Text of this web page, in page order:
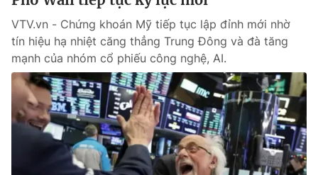
VTV.vn - Chứng khoán Mỹ tiếp tục lập đỉnh mới nhờ
tín hiệu hạ nhiệt căng thẳng Trung Đông và đà tăng
mạnh của nhóm cổ phiếu công nghệ, AI.